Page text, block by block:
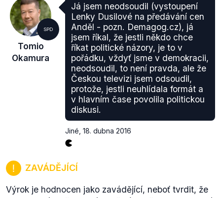
"To, že CzechTourism při oficiálním označení
destinace (grafický symbol) komunikuje výhradně
logo Czech Republic: Land of Stories a že tato
komunikace v řádu tří let dosáhla 1,1 miliardy korun,
beze změny platí,"řeklak tomu mluvčí agentury
Czech Tourism Martina Fišerová.
upřesnila , že se jedná o dotaci,
kterou Česká republika v minulosti získala od EU na
propagaci a kterou při změně možná Česká
republika bude muset vrátit. To však odmítá
například i premiér Sobotka, který říká, že pro
takovou obavu není důvod.
To nakonec potvrdila i sama Šlechtová v rozhovoru
pro aktuálně.cz.
"Pokud by se oficiálně měnil název z Czech
SPD
Tomio
Okamura
Já jsem neodsoudil (vystoupení
Lenky Dusilové na předávání cen
Anděl - pozn. Demagog.cz), já
jsem říkal, že jestli někdo chce
říkat politické názory, je to v
pořádku, vždyť jsme v demokracii,
neodsoudil, to není pravda, ale že
Českou televizi jsem odsoudil,
protože, jestli neuhlídala formát a
v hlavním čase povolila politickou
diskusi.
Jiné 18. dubna 2016
ZAVÁDĚJÍCÍ
Výrok je hodnocen jako zavádějící, neboť tvrdit, že